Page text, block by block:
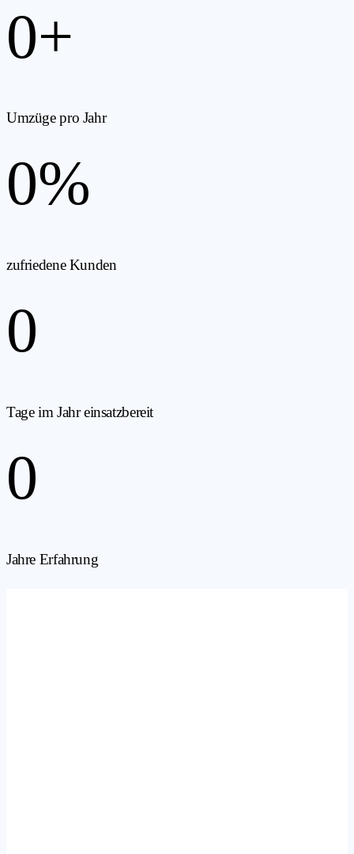
0+
Umzüge pro Jahr
0%
zufriedene Kunden
0
Tage im Jahr einsatzbereit
0
Jahre Erfahrung